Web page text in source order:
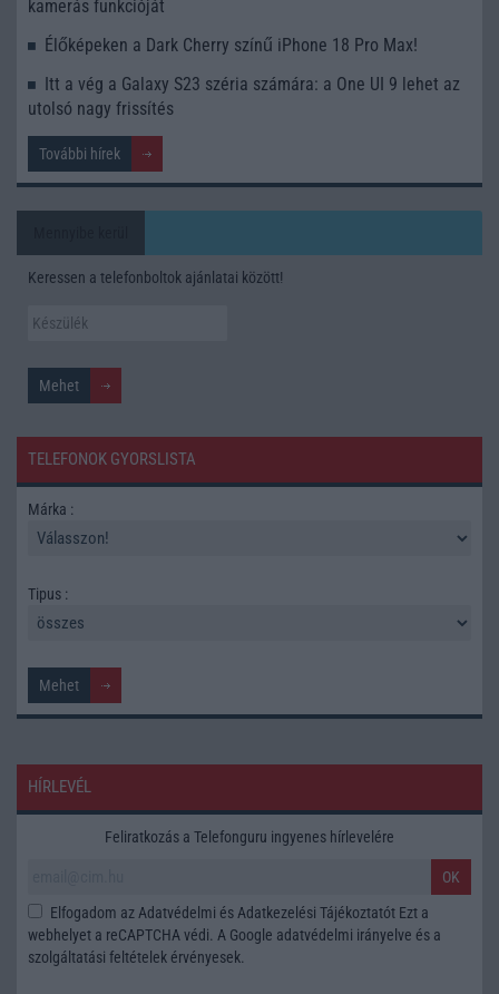
kamerás funkcióját
Élőképeken a Dark Cherry színű iPhone 18 Pro Max!
Itt a vég a Galaxy S23 széria számára: a One UI 9 lehet az
utolsó nagy frissítés
További hírek
Keressen a telefonboltok ajánlatai között!
TELEFONOK GYORSLISTA
Márka :
Tipus :
HÍRLEVÉL
Feliratkozás a Telefonguru ingyenes hírlevelére
OK
Elfogadom azAdatvédelmi és Adatkezelési Tájékoztatót Ezt a
webhelyet a reCAPTCHA védi. A Google adatvédelmi irányelve és a
szolgáltatási feltételek érvényesek.